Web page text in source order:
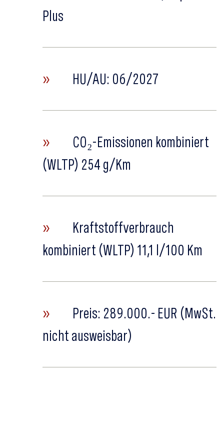
Plus
» HU/AU: 06/2027
»
CO₂-Emissionen kombiniert
(WLTP) 254 g/Km
»
Kraftstoffverbrauch
kombiniert (WLTP) 11,1 l/100 Km
»
Preis: 289.000.- EUR (MwSt.
nicht ausweisbar)